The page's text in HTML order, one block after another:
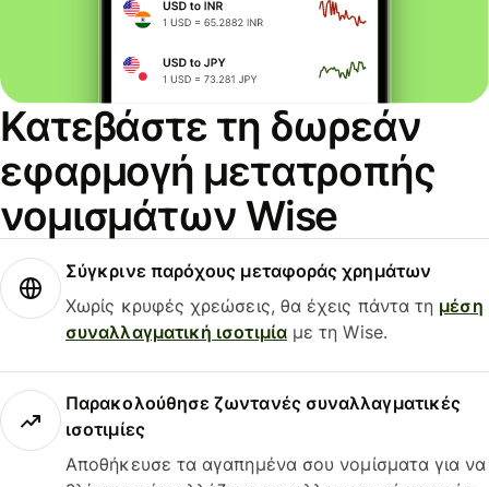
Κατεβάστε τη δωρεάν
εφαρμογή μετατροπής
νομισμάτων Wise
Σύγκρινε παρόχους μεταφοράς χρημάτων
Χωρίς κρυφές χρεώσεις, θα έχεις πάντα τη μέση
συναλλαγματική ισοτιμίαμε τη Wise.
Παρακολούθησε ζωντανές συναλλαγματικές
ισοτιμίες
Αποθήκευσε τα αγαπημένα σου νομίσματα για να